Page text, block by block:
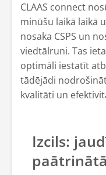
CLAAS connect
minūšu laikā laikā
nosaka CSPS un
viedtālruni. Tas
optimāli iestatīt
tādējādi
kvalitāti un
Izcils: